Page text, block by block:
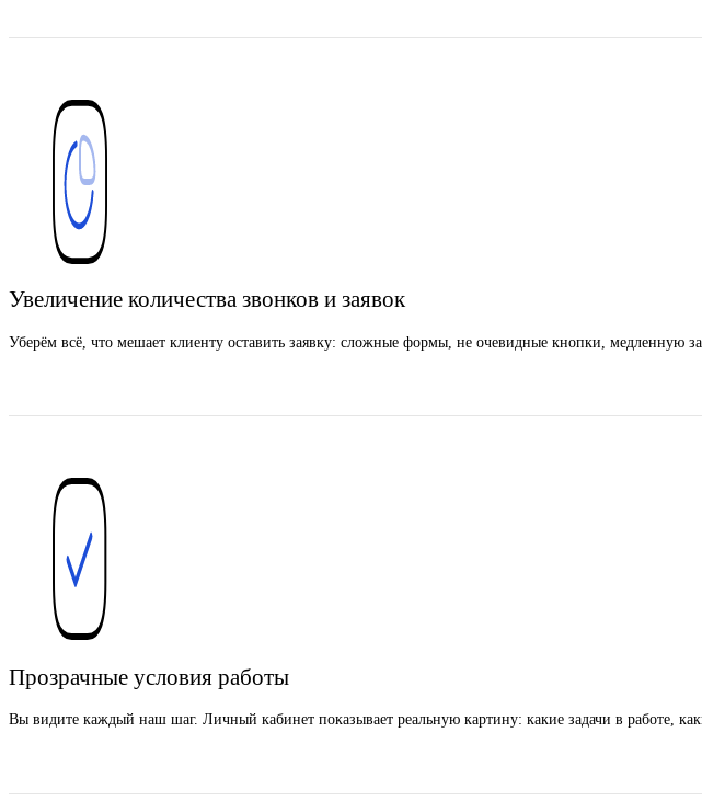
Увеличение количества звонков и заявок
Уберём всё, что мешает клиенту оставить заявку: сложные формы, не очевидные кнопки, медленную
Прозрачные условия работы
Вы видите каждый наш шаг. Личный кабинет показывает реальную картину: какие задачи в работе,